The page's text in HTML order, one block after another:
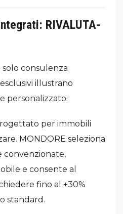
RIVALUTA-
consulenza
illustrano
personalizzato:
per immobili
MONDORE seleziona
convenzionate,
e consente al
fino al +30%
standard.